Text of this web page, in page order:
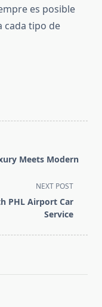
es posible
cada tipo de
Meets Modern
NEXT POST
PHL Airport Car
Service